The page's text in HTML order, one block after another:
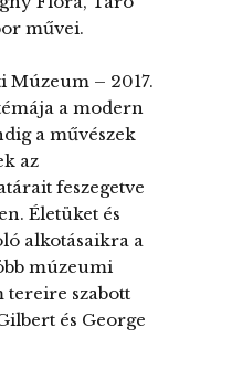
művei.
Múzeum – 2017.
a modern
a művészek
az
feszegetve
Életüket és
alkotásaikra a
múzeumi
tereire szabott
és George